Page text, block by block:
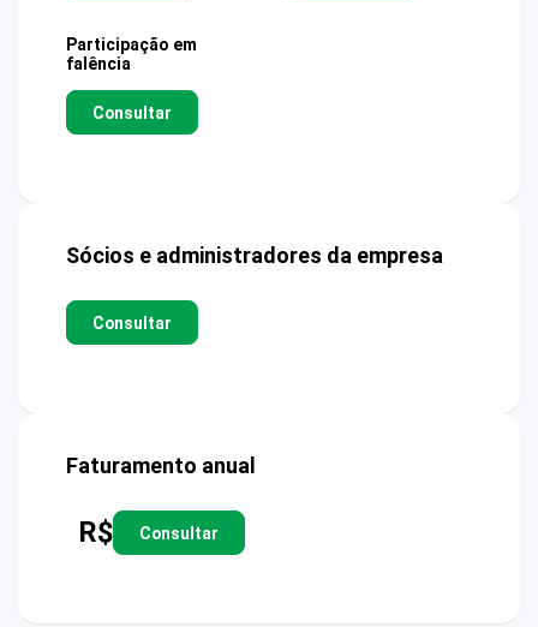
Participação em
falência
Consultar
Sócios e administradores da empresa
Consultar
Faturamento anual
R$ Consultar